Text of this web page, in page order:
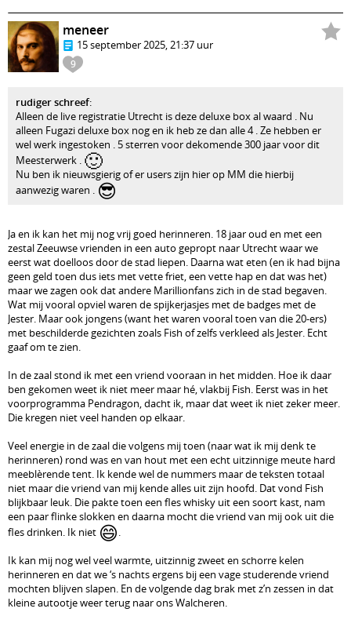
9
meneer
15 september 2025, 21:37 uur
rudiger schreef:
Alleen de live registratie Utrecht is deze deluxe box al waard . Nu
alleen Fugazi deluxe box nog en ik heb ze dan alle 4 . Ze hebben er
wel werk ingestoken . 5 sterren voor dekomende 300 jaar voor dit
Meesterwerk . 🙂
Nu ben ik nieuwsgierig of er users zijn hier op MM die hierbij
aanwezig waren . 😎
Ja en ik kan het mij nog vrij goed herinneren. 18 jaar oud en met een
zestal Zeeuwse vrienden in een auto gepropt naar Utrecht waar we
eerst wat doelloos door de stad liepen. Daarna wat eten (en ik had bijna
geen geld toen dus iets met vette friet, een vette hap en dat was het)
maar we zagen ook dat andere Marillionfans zich in de stad begaven.
Wat mij vooral opviel waren de spijkerjasjes met de badges met de
Jester. Maar ook jongens (want het waren vooral toen van die 20-ers)
met beschilderde gezichten zoals Fish of zelfs verkleed als Jester. Echt
gaaf om te zien.
In de zaal stond ik met een vriend vooraan in het midden. Hoe ik daar
ben gekomen weet ik niet meer maar hé, vlakbij Fish. Eerst was in het
voorprogramma Pendragon, dacht ik, maar dat weet ik niet zeker meer.
Die kregen niet veel handen op elkaar.
Veel energie in de zaal die volgens mij toen (naar wat ik mij denk te
herinneren) rond was en van hout met een echt uitzinnige meute hard
meeblèrende tent. Ik kende wel de nummers maar de teksten totaal
niet maar die vriend van mij kende alles uit zijn hoofd. Dat vond Fish
blijkbaar leuk. Die pakte toen een fles whisky uit een soort kast, nam
een paar flinke slokken en daarna mocht die vriend van mij ook uit die
fles drinken. Ik niet 😄.
Ik kan mij nog wel veel warmte, uitzinnig zweet en schorre kelen
herinneren en dat we ‘s nachts ergens bij een vage studerende vriend
mochten blijven slapen. En de volgende dag brak met z’n zessen in dat
kleine autootje weer terug naar ons Walcheren.